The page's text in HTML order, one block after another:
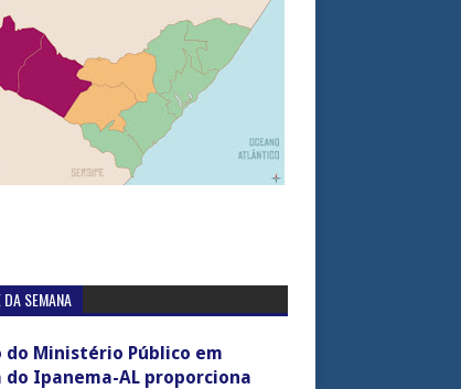
DA SEMANA
do Ministério Público em
do Ipanema-AL proporciona